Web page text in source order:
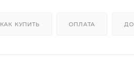
КАК КУПИТЬ ОПЛАТА